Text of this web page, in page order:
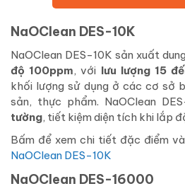
NaOClean DES-10K
NaOClean DES-10K sản xuất
độ 100ppm, với lưu lượng 15
khối lượng sử dụng ở các cơ sở
sản, thực phẩm. NaOClean
tường, tiết kiệm diện tích khi lắp
Bấm để xem chi tiết đặc điểm
NaOClean DES-10K
NaOClean DES-16000